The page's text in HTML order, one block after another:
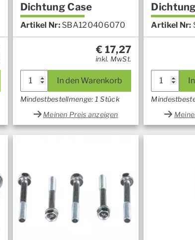
Dichtung Case
Artikel Nr: SBA120406070
€ 17,27
inkl. MwSt.
In den Warenkorb
Mindestbestellmenge: 1 Stück
Meinen Preis anzeigen
Artikel Nr: